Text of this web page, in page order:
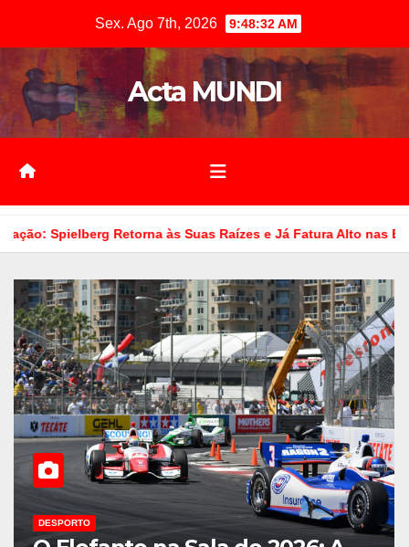
content
Sex. Ago 7th, 2026 9:48:34 AM
Acta MUNDI
Suas Raízes e Já Fatura Alto nas Bilheterias Globais O
DESPORTO